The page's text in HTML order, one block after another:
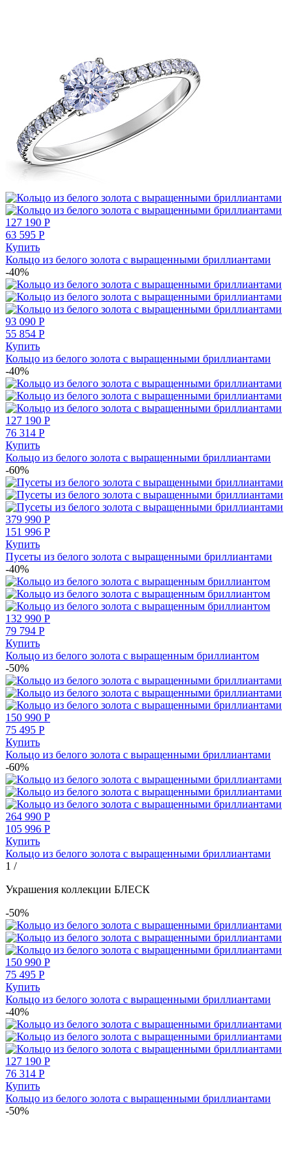
127 190 Р
63 595 Р
Купить
Кольцо из белого золота с выращенными бриллиантами
-40%
93 090 Р
55 854 Р
Купить
Кольцо из белого золота с выращенными бриллиантами
-40%
127 190 Р
76 314 Р
Купить
Кольцо из белого золота с выращенными бриллиантами
-60%
379 990 Р
151 996 Р
Купить
Пусеты из белого золота с выращенными бриллиантами
-40%
132 990 Р
79 794 Р
Купить
Кольцо из белого золота с выращенным бриллиантом
-50%
150 990 Р
75 495 Р
Купить
Кольцо из белого золота с выращенными бриллиантами
-60%
264 990 Р
105 996 Р
Купить
Кольцо из белого золота с выращенными бриллиантами
1 /
Украшения коллекции БЛЕСК
-50%
150 990 Р
75 495 Р
Купить
Кольцо из белого золота с выращенными бриллиантами
-40%
127 190 Р
76 314 Р
Купить
Кольцо из белого золота с выращенными бриллиантами
-50%